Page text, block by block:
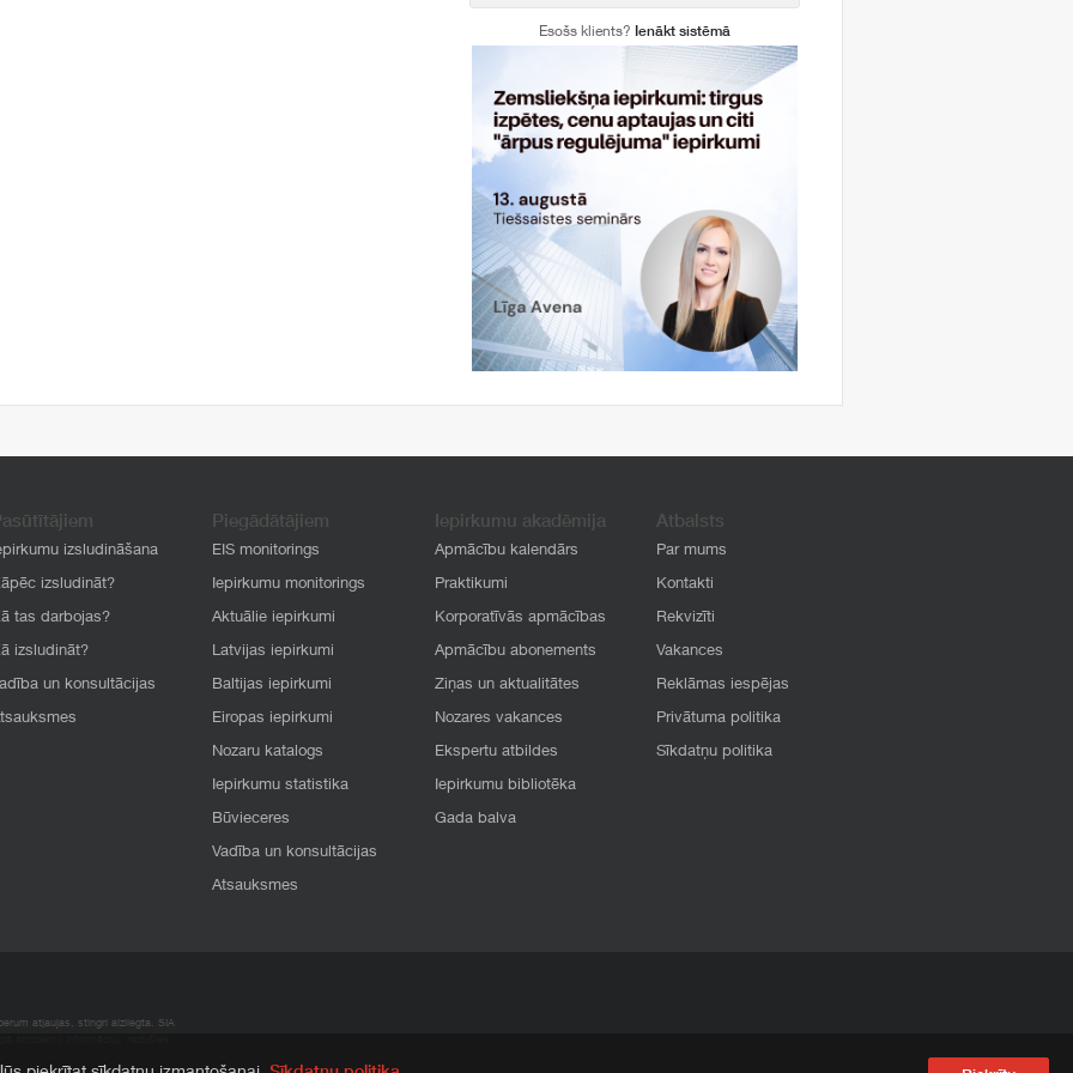
Esošs klients? Ienākt sistēmā
izsludināšana
izsludināt?
tas darbojas?
izsludināt?
un konsultācijas
Piegādātājiem
EIS monitorings
Iepirkumu monitorings
Aktuālie iepirkumi
Latvijas iepirkumi
Baltijas iepirkumi
Eiropas iepirkumi
Nozaru katalogs
Iepirkumu statistika
Būvieceres
Vadība un konsultācijas
Atsauksmes
Iepirkumu akadēmija
Apmācību kalendārs
Praktikumi
Korporatīvās apmācības
Apmācību abonements
Ziņas un aktualitātes
Nozares vakances
Ekspertu atbildes
Iepirkumu bibliotēka
Gada balva
Atbalsts
Par mums
Kontakti
Rekvizīti
Vakances
Reklāmas iespējas
Privātuma politika
Sīkdatņu politika
atļaujas, stingri aizliegta. SIA